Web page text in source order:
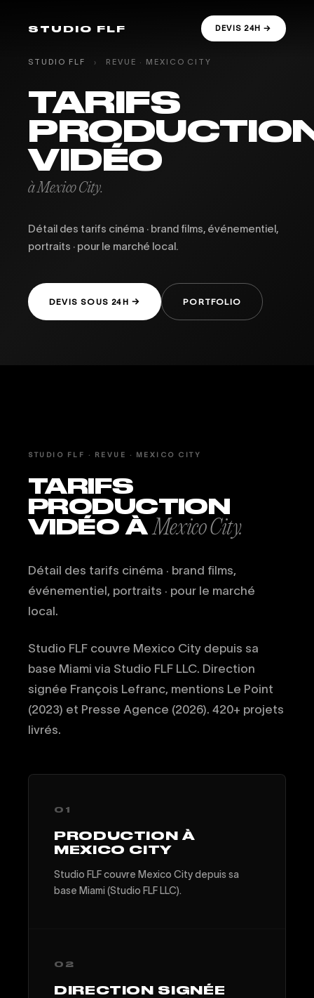
STUDIO FLF DEVIS 24H →
STUDIO FLF › REVUE · MEXICO CITY
TARIFS
VIDÉO
à Mexico City.
Détail des tarifs cinéma · brand films, événementiel,
portraits · pour le marché local.
DEVIS SOUS 24H → PORTFOLIO
STUDIO FLF · REVUE · MEXICO CITY
TARIFS
PRODUCTION
VIDÉO ÀMexico City.
Détail des tarifs cinéma · brand films,
événementiel, portraits · pour le marché
local.
Studio FLF couvre Mexico City depuis sa
base Miami via Studio FLF LLC. Direction
signée François Lefranc, mentions Le Point
(2023) et Presse Agence (2026). 420+ projets
livrés.
01
PRODUCTION À
MEXICO CITY
Studio FLF couvre Mexico City depuis sa
base Miami (Studio FLF LLC).
02
DIRECTION SIGNÉE